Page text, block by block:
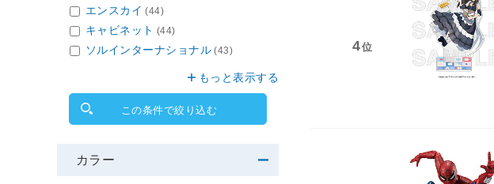
4位
エンスカイ (44)
キャビネット (44)
ソルインターナショナル (43)
もっと表示する
この条件で絞り込む
カラー